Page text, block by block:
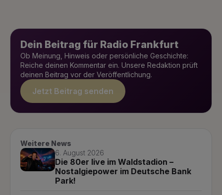
Dein Beitrag für Radio Frankfurt
Ob Meinung, Hinweis oder persönliche Geschichte:
Reiche deinen Kommentar ein. Unsere Redaktion prüft
deinen Beitrag vor der Veröffentlichung.
Jetzt Beitrag senden
Weitere News
6. August 2026
Die 80er live im Waldstadion –
Nostalgiepower im Deutsche Bank
Park!